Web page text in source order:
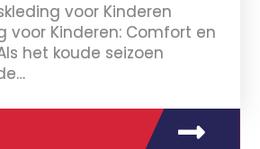
voor Kinderen
voor Kinderen: Comfort en
het koude seizoen